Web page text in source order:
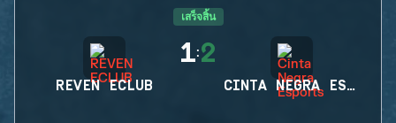
เสร็จสิ้น
REVEN ECLUB
1:2
CINTA NEGRA ESPORTS